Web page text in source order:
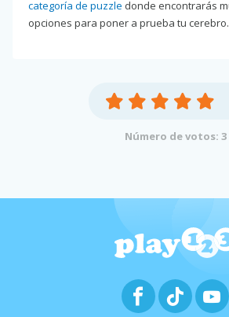
categoría de puzzle donde encontrarás
opciones para poner a prueba tu cerebro.
Número de votos: 3